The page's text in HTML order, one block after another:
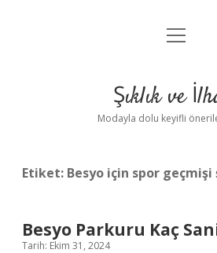
Anasayfa
Yasal Uyarı
menüyü
Şıklık ve
Modayla dolu keyifli
Etiket: Besyo için spor geçmişi
Besyo Parkuru Kaç
Tarih: Ekim 31, 2024